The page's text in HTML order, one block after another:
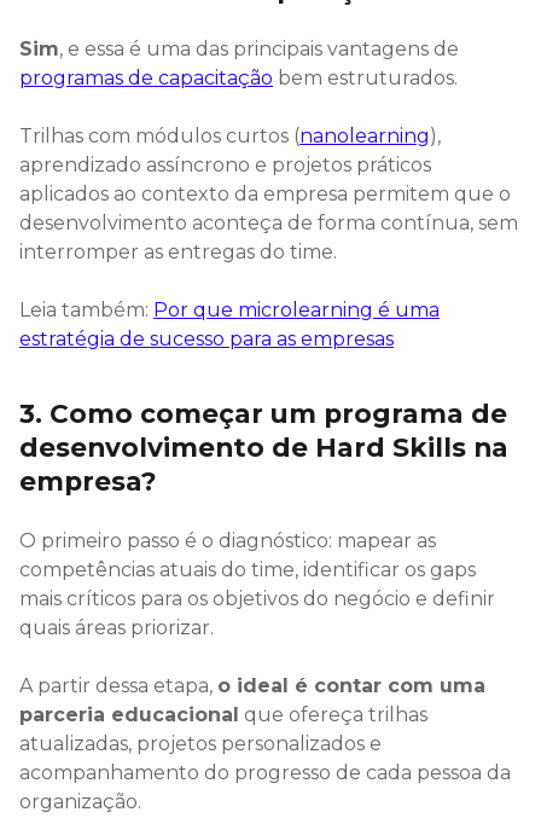
Sim, e essa é uma das principais vantagens de
programas de capacitação bem estruturados.
Trilhas com módulos curtos (nanolearning),
aprendizado assíncrono e projetos práticos
aplicados ao contexto da empresa permitem que o
desenvolvimento aconteça de forma contínua, sem
interromper as entregas do time.
Leia também: Por que microlearning é uma
estratégia de sucesso para as empresas
3. Como começar um programa de
desenvolvimento de Hard Skills na
empresa?
O primeiro passo é o diagnóstico: mapear as
competências atuais do time, identificar os gaps
mais críticos para os objetivos do negócio e definir
quais áreas priorizar.
A partir dessa etapa, o ideal é contar com uma
parceria educacional que ofereça trilhas
atualizadas, projetos personalizados e
acompanhamento do progresso de cada pessoa da
organização.